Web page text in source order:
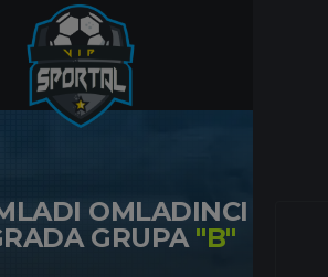
OMLADINCI
GRUPA "B"